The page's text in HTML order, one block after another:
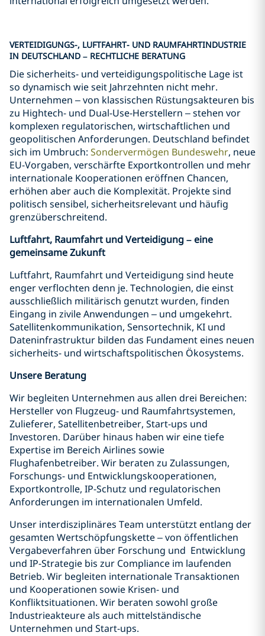
VERTEIDIGUNGS-, LUFTFAHRT- UND RAUMFAHRTINDUSTRIE
IN DEUTSCHLAND – RECHTLICHE BERATUNG
Die sicherheits- und verteidigungspolitische Lage ist
so dynamisch wie seit Jahrzehnten nicht mehr.
Unternehmen – von klassischen Rüstungsakteuren bis
zu Hightech- und Dual-Use-Herstellern – stehen vor
komplexen regulatorischen, wirtschaftlichen und
geopolitischen Anforderungen. Deutschland befindet
sich im Umbruch: Sondervermögen Bundeswehr, neue
EU-Vorgaben, verschärfte Exportkontrollen und mehr
internationale Kooperationen eröffnen Chancen,
erhöhen aber auch die Komplexität. Projekte sind
politisch sensibel, sicherheitsrelevant und häufig
grenzüberschreitend.
Luftfahrt, Raumfahrt und Verteidigung – eine
gemeinsame Zukunft
Luftfahrt, Raumfahrt und Verteidigung sind heute
enger verflochten denn je. Technologien, die einst
ausschließlich militärisch genutzt wurden, finden
Eingang in zivile Anwendungen – und umgekehrt.
Satellitenkommunikation, Sensortechnik, KI und
Dateninfrastruktur bilden das Fundament eines neuen
sicherheits- und wirtschaftspolitischen Ökosystems.
Unsere Beratung
Wir begleiten Unternehmen aus allen drei Bereichen:
Hersteller von Flugzeug- und Raumfahrtsystemen,
Zulieferer, Satellitenbetreiber, Start-ups und
Investoren. Darüber hinaus haben wir eine tiefe
Expertise im Bereich Airlines sowie
Flughafenbetreiber. Wir beraten zu Zulassungen,
Forschungs- und Entwicklungskooperationen,
Exportkontrolle, IP-Schutz und regulatorischen
Anforderungen im internationalen Umfeld.
Unser interdisziplinäres Team unterstützt entlang der
gesamten Wertschöpfungskette – von öffentlichen
Vergabeverfahren über Forschung und Entwicklung
und IP-Strategie bis zur Compliance im laufenden
Betrieb. Wir begleiten internationale Transaktionen
und Kooperationen sowie Krisen- und
Konfliktsituationen. Wir beraten sowohl große
Industrieakteure als auch mittelständische
Unternehmen und Start-ups.